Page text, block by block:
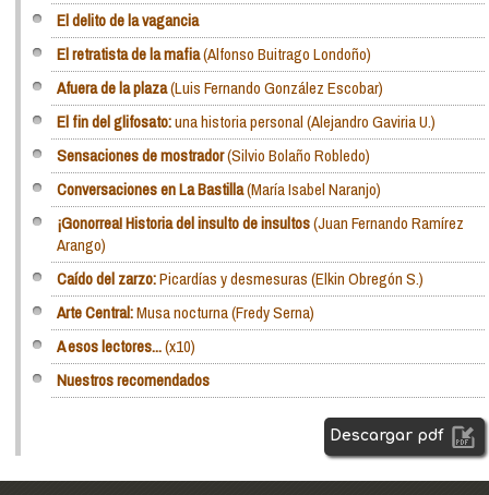
El delito de la vagancia
El retratista de la mafia(Alfonso Buitrago Londoño)
Afuera de la plaza(Luis Fernando González Escobar)
El fin del glifosato:una historia personal (Alejandro Gaviria U.)
Sensaciones de mostrador(Silvio Bolaño Robledo)
Conversaciones en La Bastilla(María Isabel Naranjo)
¡Gonorrea! Historia del insulto de insultos(Juan Fernando Ramírez
Arango)
Caído del zarzo:Picardías y desmesuras (Elkin Obregón S.)
Arte Central:Musa nocturna (Fredy Serna)
A esos lectores...(x10)
Nuestros recomendados
Descargar pdf